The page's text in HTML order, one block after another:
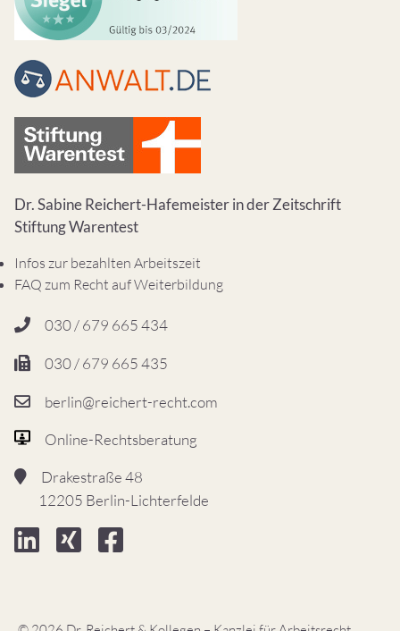
Dr. Sabine Reichert-Hafemeister in der Zeitschrift
Stiftung Warentest
Infos zur bezahlten Arbeitszeit
FAQ zum Recht auf Weiterbildung
030 / 679 665 434
030 / 679 665 435
berlin@reichert-recht.com
Online-Rechtsberatung
Drakestraße 48
12205 Berlin-Lichterfelde